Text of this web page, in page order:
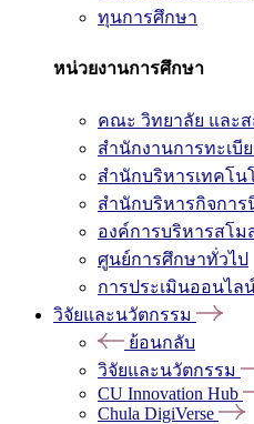
ทุนการศึกษา
หน่วยงานการศึกษา
คณะ วิทยาลัย และ
สำนักงานการทะเบี
สำนักบริหารเทคโน
สำนักบริหารกิจการ
องค์การบริหารสโม
ศูนย์การศึกษาทั่วไป
การประเมินออนไล
วิจัยและนวัตกรรม
ย้อนกลับ
วิจัยและนวัตกรรม
CU Innovation Hub
Chula DigiVerse